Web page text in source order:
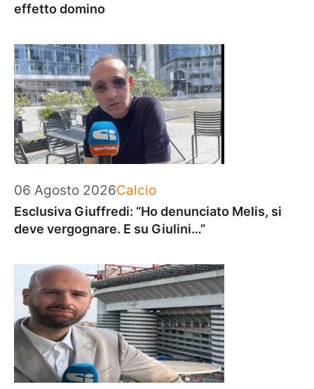
effetto domino
06 Agosto 2026Categorie
Calcio
Esclusiva Giuffredi: “Ho denunciato Melis, si
deve vergognare. E su Giulini…”